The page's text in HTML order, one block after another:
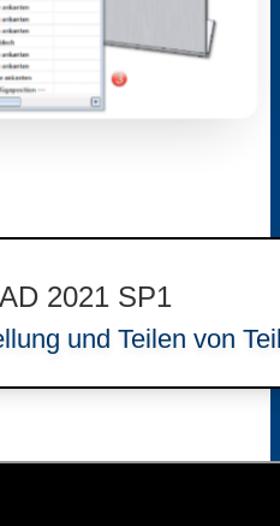
2021 SP1
und Teilen von